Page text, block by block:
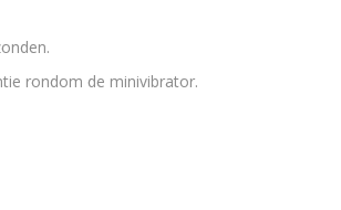
rondom de minivibrator.